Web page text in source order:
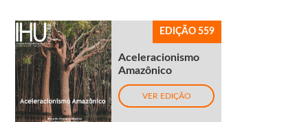
EDIÇÃO 559
Aceleracionismo
Amazônico
VER EDIÇÃO